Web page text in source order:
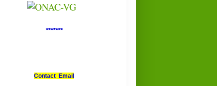
*******
Contact Email